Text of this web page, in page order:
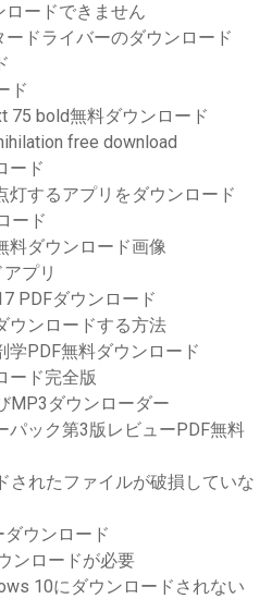
ードできません
ドライバーのダウンロード
ド
75 bold無料ダウンロード
free download
ード
灯するアプリをダウンロード
ード
料ダウンロード画像
プリ
PDFダウンロード
ウンロードする方法
学PDF無料ダウンロード
ード完全版
MP3ダウンローダー
パック第3版レビューPDF無料
されたファイルが破損していな
ウンロード
ンロードが必要
10にダウンロードされない